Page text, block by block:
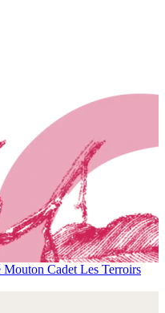
Mouton Cadet Les Terroirs